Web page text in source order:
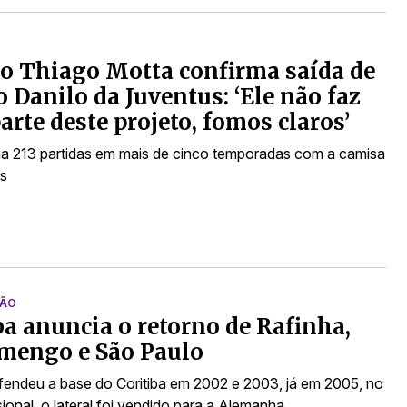
Thiago Motta confirma saída de
Danilo da Juventus: ‘Ele não faz
deste projeto, fomos claros’
213 partidas em mais de cinco temporadas com a camisa
anuncia o retorno de Rafinha,
e São Paulo
a base do Coritiba em 2002 e 2003, já em 2005, no